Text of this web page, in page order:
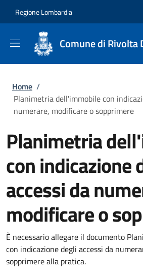
Regione Lombardia
Comune di Rivolta
Briciole di pane
Home /
Planimetria dell'immobile con
numerare, modificare o sopprimere
Planimetria
con indicazione
accessi da
modificare o
È necessario allegare il documento
con indicazione degli accessi da
sopprimere alla pratica.